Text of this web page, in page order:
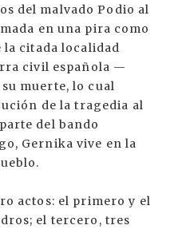
del malvado Podio al
en una pira como
citada localidad
civil española —
muerte, lo cual
de la tragedia al
del bando
Gernika vive en la
actos: el primero y el
el tercero, tres